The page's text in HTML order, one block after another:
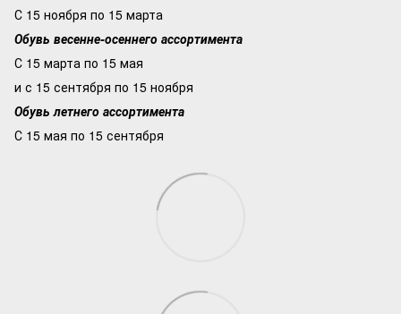
С 15 ноября по 15 марта
Обувь весенне-осеннего ассортимента
С 15 марта по 15 мая
и с 15 сентября по 15 ноября
Обувь летнего ассортимента
С 15 мая по 15 сентября